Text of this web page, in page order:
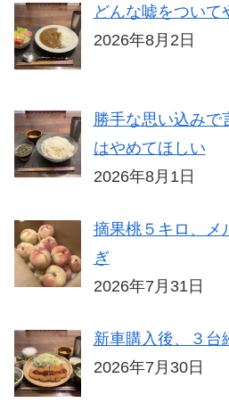
どんな嘘をついて
2026年8月2日
勝手な思い込みで
はやめてほしい
2026年8月1日
摘果桃５キロ、メ
ぎ
2026年7月31日
新車購入後、３台
2026年7月30日